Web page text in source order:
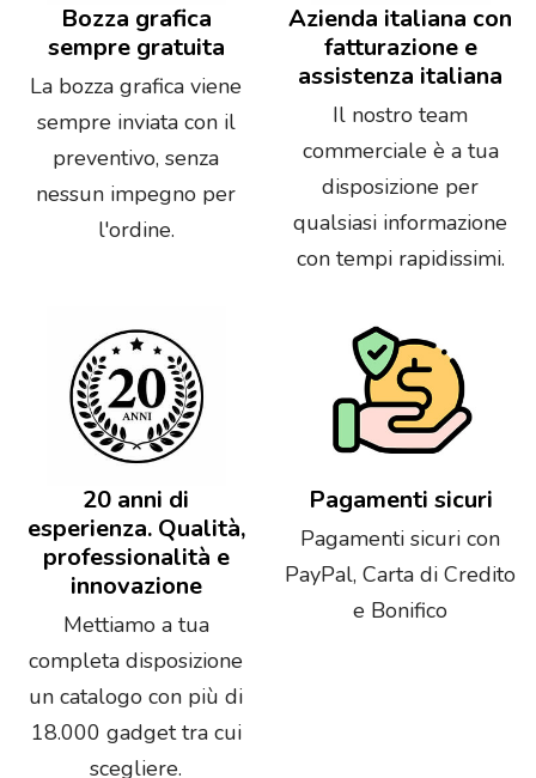
Bozza grafica
sempre gratuita
La bozza grafica viene
sempre inviata con il
preventivo, senza
nessun impegno per
l'ordine.
Azienda italiana con
fatturazione e
assistenza italiana
Il nostro team
commerciale è a tua
disposizione per
qualsiasi informazione
con tempi rapidissimi.
20 anni di
esperienza. Qualità,
professionalità e
innovazione
Mettiamo a tua
completa disposizione
un catalogo con più di
18.000 gadget tra cui
scegliere.
Pagamenti sicuri
Pagamenti sicuri con
PayPal, Carta di Credito
e Bonifico